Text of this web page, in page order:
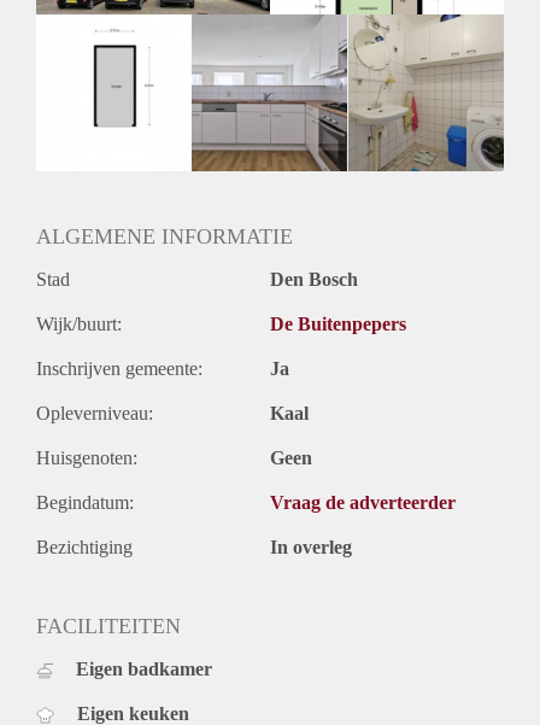
Oplevering
ALGEMENE INFORMATIE
Stad Den Bosch
Wijk/buurt: De Buitenpepers
Inschrijven gemeente: Ja
Opleverniveau: Kaal
Huisgenoten: Geen
Begindatum: Vraag de adverteerder
Bezichtiging In overleg
FACILITEITEN
Eigen badkamer
Eigen keuken